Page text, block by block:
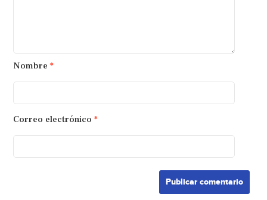
Nombre *
Correo electrónico *